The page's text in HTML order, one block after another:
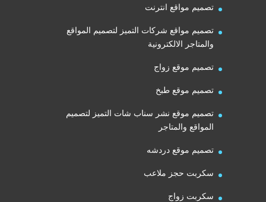
تصميم مواقع انترنت
تصميم مواقع شركات التميز لتصميم المواقع
والمتاجر الالكترونية
تصميم موقع زواج
تصميم موقع طبخ
تصميم موقع نشر سناب شات التميز لتصميم
المواقع والمتاجر
تصميم موقع دردشه
سكربت حجز ملاعب
سكربت زواج